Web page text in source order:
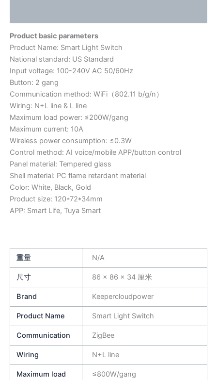
Product basic parameters
Product Name: Smart Light Switch
National standard: US Standard
Input voltage: 100-240V AC 50/60Hz
Button: 2 gang
Communication method: WiFi（802.11 b/g/n）
Wiring: N+L line & L line
Maximum load power: ≤200W/gang
Maximum current: 10A
Wireless power consumption: ≤0.3W
Control method: AI voice/mobile APP/button control
Panel material: Tempered glass
Shell material: PC flame retardant material
Color: White, Black, Gold
Product size: 120*72*34mm
APP: Smart Life, Tuya Smart
重量 N/A
尺寸 86 × 86 × 34 厘米
Brand Keepercloudpower
Product Name Smart Light Switch
Communication ZigBee
Wiring N+L line
Maximum load ≤800W/gang